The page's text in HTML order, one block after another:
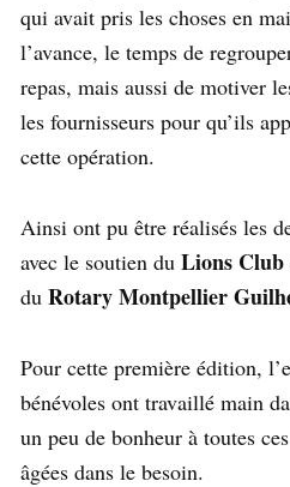
qui avait pris les choses en
l’avance, le temps de
repas, mais aussi de motiver
les fournisseurs pour qu’ils
cette opération.
Ainsi ont pu être réalisés les
avec le soutien du Lions Club
du Rotary Montpellier
Pour cette première édition,
bénévoles ont travaillé main
un peu de bonheur à toutes
âgées dans le besoin.